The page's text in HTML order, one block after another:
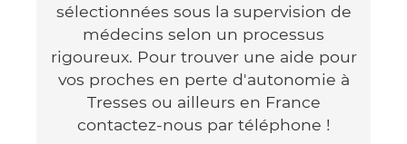
sélectionnées sous la supervision de
médecins selon un processus
rigoureux. Pour trouver une aide pour
vos proches en perte d'autonomie à
Tresses ou ailleurs en France
contactez-nous par téléphone !